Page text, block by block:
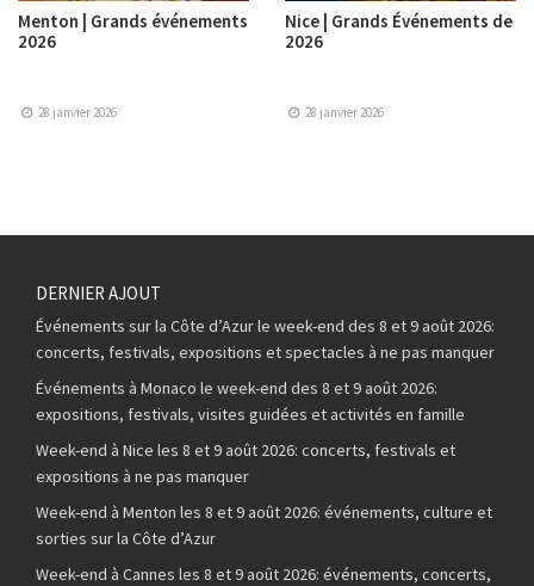
Menton | Grands événements
2026
28 janvier 2026
Nice | Grands Événements de
2026
28 janvier 2026
DERNIER AJOUT
Événements sur la Côte d’Azur le week-end des 8 et 9 août 2026:
concerts, festivals, expositions et spectacles à ne pas manquer
Événements à Monaco le week-end des 8 et 9 août 2026:
expositions, festivals, visites guidées et activités en famille
Week-end à Nice les 8 et 9 août 2026: concerts, festivals et
expositions à ne pas manquer
Week-end à Menton les 8 et 9 août 2026: événements, culture et
sorties sur la Côte d’Azur
Week-end à Cannes les 8 et 9 août 2026: événements, concerts,